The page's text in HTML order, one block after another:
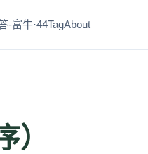
-富牛·44TagAbout